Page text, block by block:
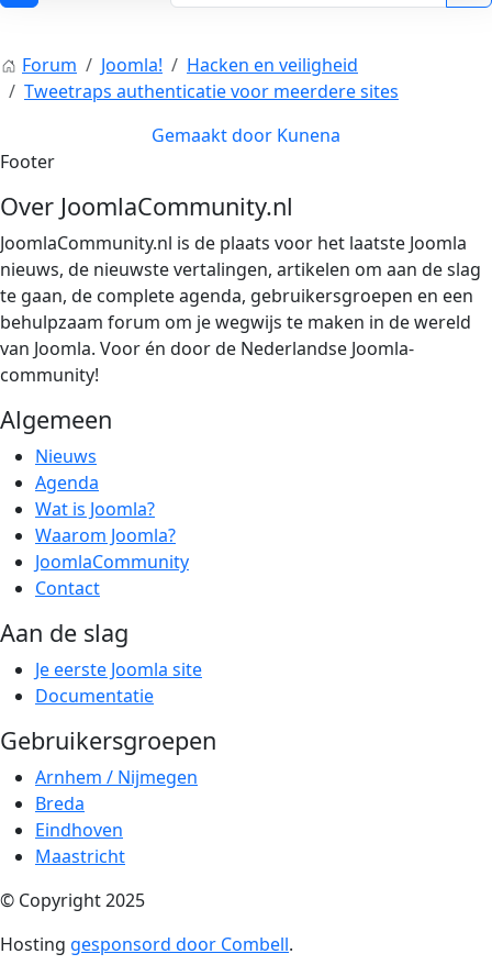
Forum Joomla!
Hacken en veiligheid
Tweetraps authenticatie voor meerdere sites
Gemaakt door Kunena
Footer
Over JoomlaCommunity.nl
JoomlaCommunity.nl is de plaats voor het laatste Joomla
nieuws, de nieuwste vertalingen, artikelen om aan de slag
te gaan, de complete agenda, gebruikersgroepen en een
behulpzaam forum om je wegwijs te maken in de wereld
van Joomla. Voor én door de Nederlandse Joomla-
community!
Algemeen
Nieuws
Agenda
Wat is Joomla?
Waarom Joomla?
JoomlaCommunity
Contact
Aan de slag
Je eerste Joomla site
Documentatie
Gebruikersgroepen
Arnhem / Nijmegen
Breda
Eindhoven
Maastricht
© Copyright 2025
Hosting gesponsord door Combell.